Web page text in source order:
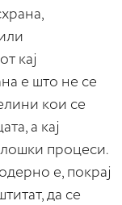
кај
е што не се
кои се
а кај
процеси.
е, покрај
да се